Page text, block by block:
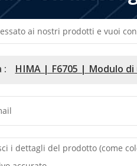
ai nostri prodotti e vuoi
: HIMA | F6705 | Modulo di